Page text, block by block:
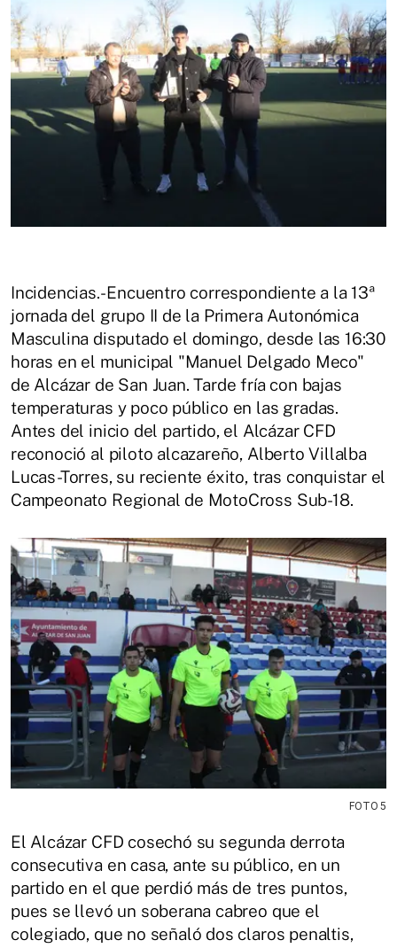
Incidencias.- Encuentro correspondiente a la 13ª
jornada del grupo II de la Primera Autonómica
Masculina disputado el domingo, desde las 16:30
horas en el municipal "Manuel Delgado Meco"
de Alcázar de San Juan. Tarde fría con bajas
temperaturas y poco público en las gradas.
Antes del inicio del partido, el Alcázar CFD
reconoció al piloto alcazareño, Alberto Villalba
Lucas-Torres, su reciente éxito, tras conquistar el
Campeonato Regional de MotoCross Sub-18.
FOTO 5
El Alcázar CFD cosechó su segunda derrota
consecutiva en casa, ante su público, en un
partido en el que perdió más de tres puntos,
pues se llevó un soberana cabreo que el
colegiado, que no señaló dos claros penaltis,